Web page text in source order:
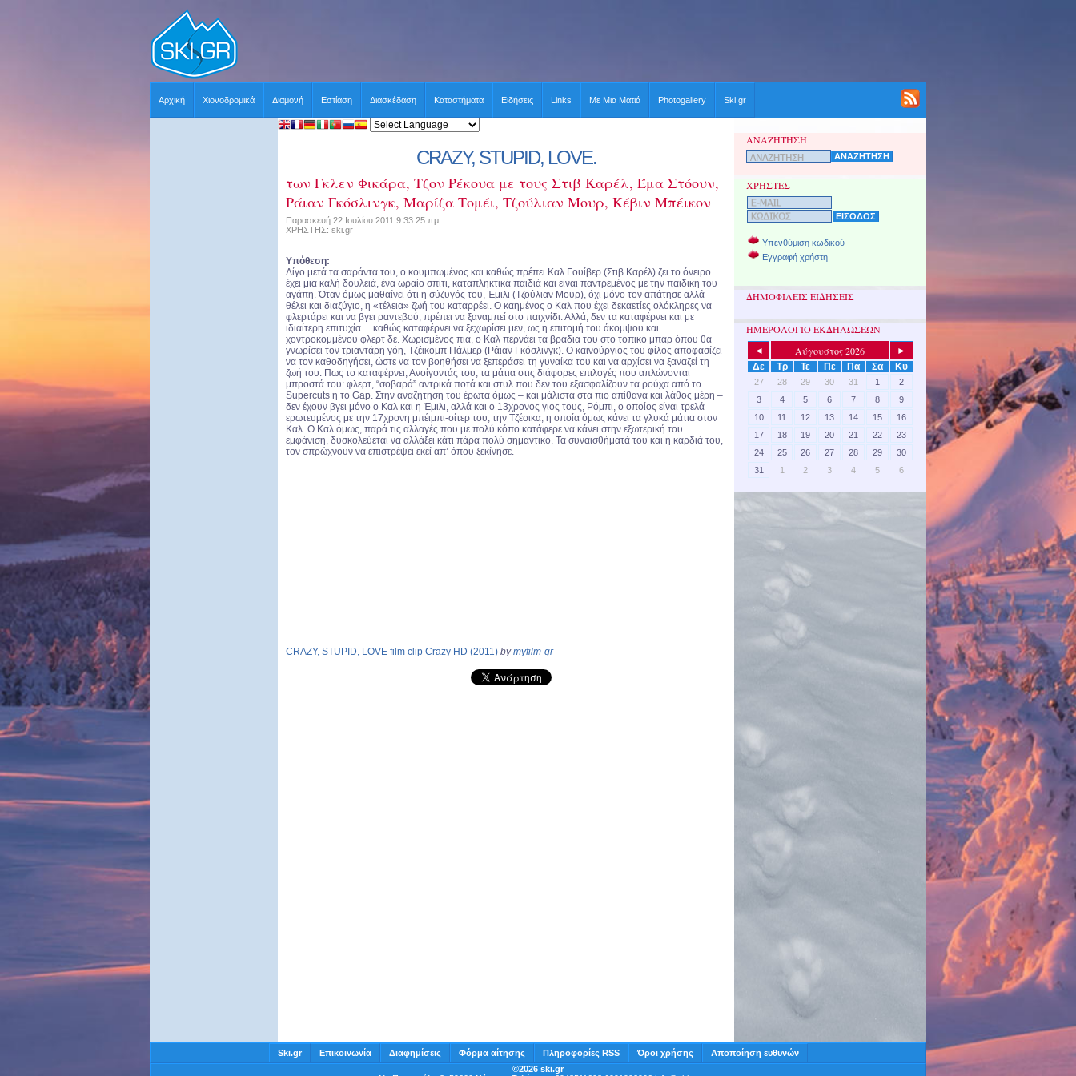
Αρχική Χιονοδρομικά Διαμονή Εστίαση Διασκέδαση Καταστήματα Ειδήσεις Links Με Μια Ματιά Photogallery Ski.gr
CRAZY, STUPID, LOVE.
των Γκλεν Φικάρα, Τζον Ρέκουα με τους Στιβ Καρέλ, Έμα Στόουν,
Ράιαν Γκόσλινγκ, Μαρίζα Τομέι, Τζούλιαν Μουρ, Κέβιν Μπέικον
Παρασκευή 22 Ιουλίου 2011 9:33:25 πμ
ΧΡΗΣΤΗΣ: ski.gr
Υπόθεση:
Λίγο μετά τα σαράντα του, ο κουμπωμένος και καθώς πρέπει Καλ Γουίβερ (Στιβ Καρέλ) ζει το όνειρο…
έχει μια καλή δουλειά, ένα ωραίο σπίτι, καταπληκτικά παιδιά και είναι παντρεμένος με την παιδική του
αγάπη. Όταν όμως μαθαίνει ότι η σύζυγός του, Έμιλι (Τζούλιαν Μουρ), όχι μόνο τον απάτησε αλλά
θέλει και διαζύγιο, η «τέλεια» ζωή του καταρρέει. Ο καημένος ο Καλ που έχει δεκαετίες ολόκληρες να
φλερτάρει και να βγει ραντεβού, πρέπει να ξαναμπεί στο παιχνίδι. Αλλά, δεν τα καταφέρνει και με
ιδιαίτερη επιτυχία… καθώς καταφέρνει να ξεχωρίσει μεν, ως η επιτομή του άκομψου και
χοντροκομμένου φλερτ δε. Χωρισμένος πια, ο Καλ περνάει τα βράδια του στο τοπικό μπαρ όπου θα
γνωρίσει τον τριαντάρη γόη, Τζέικομπ Πάλμερ (Ράιαν Γκόσλινγκ). Ο καινούργιος του φίλος αποφασίζει
να τον καθοδηγήσει, ώστε να τον βοηθήσει να ξεπεράσει τη γυναίκα του και να αρχίσει να ξαναζεί τη
ζωή του. Πως το καταφέρνει; Ανοίγοντάς του, τα μάτια στις διάφορες επιλογές που απλώνονται
μπροστά του: φλερτ, “σοβαρά” αντρικά ποτά και στυλ που δεν του εξασφαλίζουν τα ρούχα από το
Supercuts ή το Gap. Στην αναζήτηση του έρωτα όμως – και μάλιστα στα πιο απίθανα και λάθος μέρη –
δεν έχουν βγει μόνο ο Καλ και η Έμιλι, αλλά και ο 13χρονος γιος τους, Ρόμπι, ο οποίος είναι τρελά
ερωτευμένος με την 17χρονη μπέιμπι-σίτερ του, την Τζέσικα, η οποία όμως κάνει τα γλυκά μάτια στον
Καλ. Ο Καλ όμως, παρά τις αλλαγές που με πολύ κόπο κατάφερε να κάνει στην εξωτερική του
εμφάνιση, δυσκολεύεται να αλλάξει κάτι πάρα πολύ σημαντικό. Τα συναισθήματά του και η καρδιά του,
τον σπρώχνουν να επιστρέψει εκεί απ’ όπου ξεκίνησε.
CRAZY, STUPID, LOVE film clip Crazy HD (2011) bymyfilm-gr
ΑΝΑΖΗΤΗΣΗ
ΧΡΗΣΤΕΣ
Υπενθύμιση κωδικού
Εγγραφή χρήστη
ΔΗΜΟΦΙΛΕΙΣ ΕΙΔΗΣΕΙΣ
ΗΜΕΡΟΛΟΓΙΟ ΕΚΔΗΛΩΣΕΩΝ
◄ Αύγουστος 2026
►
Δε
Τρ Τε Πε Πα Σα Κυ
27 28 29 30 31 1
2
3
4 5 6 7 8
9
10
11 12 13 14 15
16
17
18 19 20 21 22
23
24
25 26 27 28 29
30
31
1 2 3 4 5 6
Ski.gr Επικοινωνία Διαφημίσεις Φόρμα αίτησης Πληροφορίες RSS Όροι χρήσης
Αποποίηση ευθυνών
©2026 ski.gr